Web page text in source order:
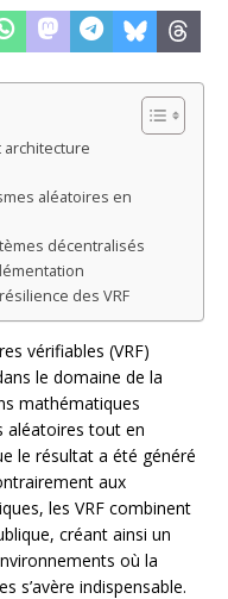
architecture
aléatoires en
décentralisés
des VRF
vérifiables (VRF)
le domaine de la
mathématiques
aléatoires tout en
le résultat a été généré
aux
les VRF combinent
créant ainsi un
où la
s’avère indispensable.